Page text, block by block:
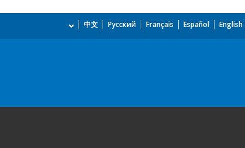
English
Español
Français
Русский
中文